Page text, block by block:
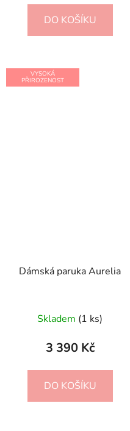
DO KOŠÍKU
VYSOKÁ
PŘIROZENOST
Dámská paruka Aurelia
Skladem (1 ks)
3 390 Kč
DO KOŠÍKU